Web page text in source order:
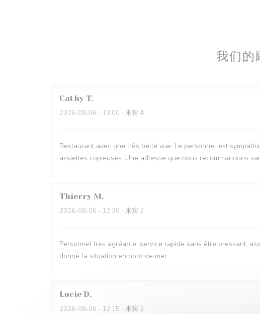
我们的
Cathy T
2026-08-06 - 13:00 - 来宾 4
Restaurant avec une très belle vue. Le personnel est
assiettes copieuses. Une adresse que nous recommandons
Thierry M
2026-08-06 - 12:30 - 来宾 2
Personnel très agréable, service rapide sans être pressant,
donné la situation en bord de mer.
Lucie D
2026-08-06 - 12:15 - 来宾 2